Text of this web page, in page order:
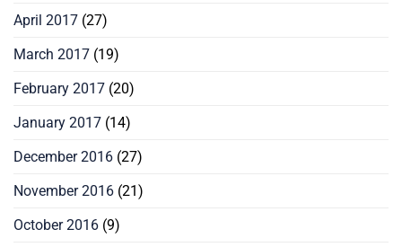
April 2017 (27)
March 2017 (19)
February 2017 (20)
January 2017 (14)
December 2016 (27)
November 2016 (21)
October 2016 (9)